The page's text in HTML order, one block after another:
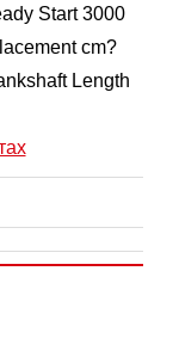
Start 3000
cm?
Length